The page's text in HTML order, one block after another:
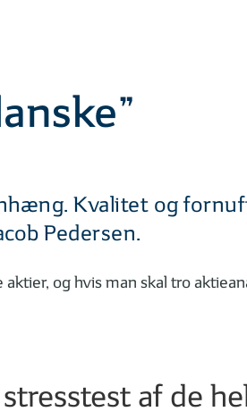
Kvalitet og
Pedersen.
og hvis man skal tro
af de